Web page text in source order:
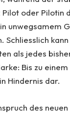
oder Pilotin
unwegsamem
Schliesslich
als jedes
Bis zu
Hindernis dar.
des